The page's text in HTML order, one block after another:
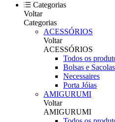
Categorias
Voltar
Categorias
ACESSÓRIOS
Voltar
ACESSÓRIOS
Todos os
Bolsas e Sacolas
Necessaires
Porta Jóias
AMIGURUMI
Voltar
AMIGURUMI